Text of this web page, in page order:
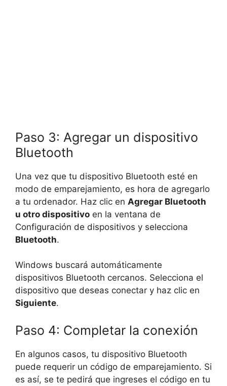
Paso 3: Agregar un dispositivo
Bluetooth
Una vez que tu dispositivo Bluetooth esté en
modo de emparejamiento, es hora de agregarlo
a tu ordenador. Haz clic en Agregar Bluetooth
u otro dispositivo en la ventana de
Configuración de dispositivos y selecciona
Bluetooth.
Windows buscará automáticamente
dispositivos Bluetooth cercanos. Selecciona el
dispositivo que deseas conectar y haz clic en
Siguiente.
Paso 4: Completar la conexión
En algunos casos, tu dispositivo Bluetooth
puede requerir un código de emparejamiento. Si
es así, se te pedirá que ingreses el código en tu